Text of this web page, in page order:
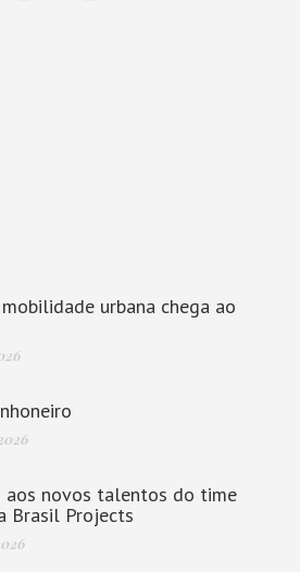
urbana chega ao
aos novos talentos do time
Brasil Projects